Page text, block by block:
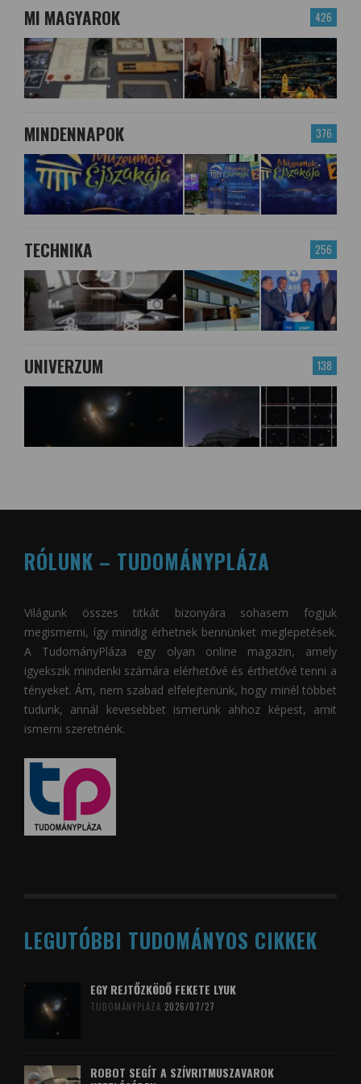
426
MI MAGYAROK
376
MINDENNAPOK
256
TECHNIKA
138
UNIVERZUM
RÓLUNK – TUDOMÁNYPLÁZA
Világunk összes titkát bizonyára sohasem fogjuk
megismerni, így mindig érhetnek bennünket meglepetések.
A TudományPláza egy olyan online magazin, amely
igyekszik mindenki számára elérhetővé és érthetővé tenni a
tényeket. Ám, nem szabad elfelejtenünk, hogy minél többet
tudunk, annál kevesebbet ismerünk ahhoz képest, amit
ismerni szeretnénk.
LEGUTÓBBI TUDOMÁNYOS CIKKEK
EGY REJTŐZKÖDŐ FEKETE LYUK
TUDOMÁNYPLÁZA 2026/07/27
ROBOT SEGÍT A SZÍVRITMUSZAVAROK